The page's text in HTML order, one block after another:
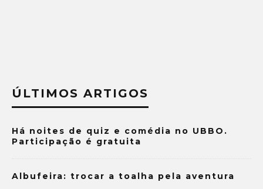
ÚLTIMOS ARTIGOS
Há noites de quiz e comédia no UBBO.
Participação é gratuita
Albufeira: trocar a toalha pela aventura